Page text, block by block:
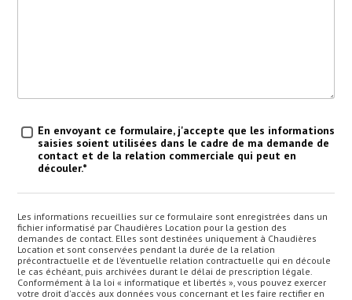
Traitement des données *
En envoyant ce formulaire, j'accepte que les informations
saisies soient utilisées dans le cadre de ma demande de
contact et de la relation commerciale qui peut en
découler.*
Les informations recueillies sur ce formulaire sont enregistrées dans un
fichier informatisé par Chaudières Location pour la gestion des
demandes de contact. Elles sont destinées uniquement à Chaudières
Location et sont conservées pendant la durée de la relation
précontractuelle et de l’éventuelle relation contractuelle qui en découle
le cas échéant, puis archivées durant le délai de prescription légale.
Conformément à la loi « informatique et libertés », vous pouvez exercer
votre droit d'accès aux données vous concernant et les faire rectifier en